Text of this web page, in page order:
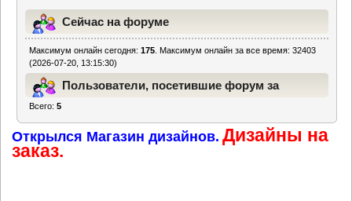
Сейчас на форуме
Максимум онлайн сегодня:175 . Максимум онлайн за все время: 32403
(2026-07-20, 13:15:30)
Пользователи, посетившие форум за
Всего:5
Открылся Магазин дизайнов. Дизайны на
заказ.